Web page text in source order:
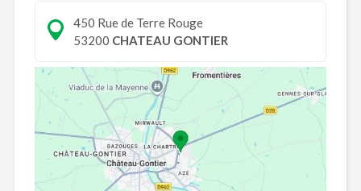
450 Rue de Terre Rouge
53200 CHATEAU GONTIER